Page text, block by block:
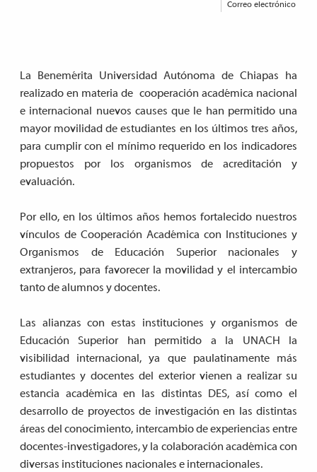
Correo electrónico
La Benemérita Universidad Autónoma de Chiapas ha
realizado en materia de cooperación académica nacional
e internacional nuevos causes que le han permitido una
mayor movilidad de estudiantes en los últimos tres años,
para cumplir con el mínimo requerido en los indicadores
propuestos por los organismos de acreditación y
evaluación.
Por ello, en los últimos años hemos fortalecido nuestros
vínculos de Cooperación Académica con Instituciones y
Organismos de Educación Superior nacionales y
extranjeros, para favorecer la movilidad y el intercambio
tanto de alumnos y docentes.
Las alianzas con estas instituciones y organismos de
Educación Superior han permitido a la UNACH la
visibilidad internacional, ya que paulatinamente más
estudiantes y docentes del exterior vienen a realizar su
estancia académica en las distintas DES, así como el
desarrollo de proyectos de investigación en las distintas
áreas del conocimiento, intercambio de experiencias entre
docentes-investigadores, y la colaboración académica con
diversas instituciones nacionales e internacionales.